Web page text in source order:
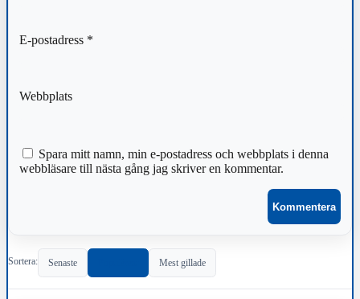
E-postadress *
Webbplats
Spara mitt namn, min e-postadress och webbplats i denna
webbläsare till nästa gång jag skriver en kommentar.
Sortera: Senaste Mest gillade